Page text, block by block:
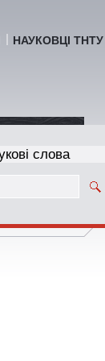
НАУКОВЦІ ТНТУ